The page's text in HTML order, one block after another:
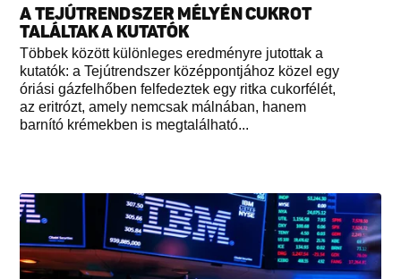
A TEJÚTRENDSZER MÉLYÉN CUKROT
TALÁLTAK A KUTATÓK
Többek között különleges eredményre jutottak a
kutatók: a Tejútrendszer középpontjához közel egy
óriási gázfelhőben felfedeztek egy ritka cukorfélét,
az eritrózt, amely nemcsak málnában, hanem
barnító krémekben is megtalálható...